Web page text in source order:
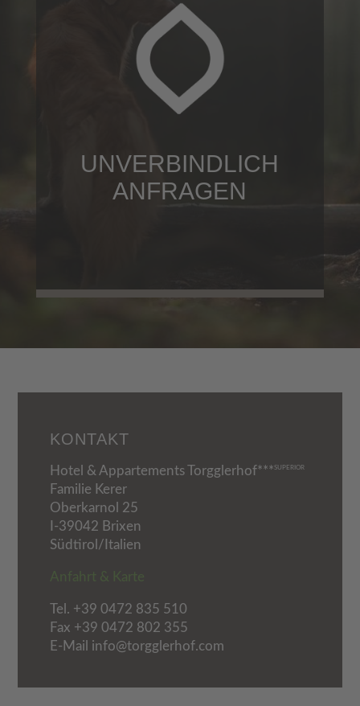
UNVERBINDLICH
ANFRAGEN
KONTAKT
Hotel & Appartements Torgglerhof***SUPERIOR
Familie Kerer
Oberkarnol 25
I-39042 Brixen
Südtirol/Italien
Anfahrt & Karte
Tel. +39 0472 835 510
Fax +39 0472 802 355
E-Mail info@torgglerhof.com